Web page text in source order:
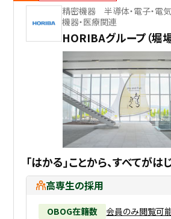
精密機器 半導体・電子・電
機器・医療関連
HORIBAグループ（堀
「はかる」ことから、すべてがは
高専生の採用
OBOG在籍数
会員のみ閲覧可